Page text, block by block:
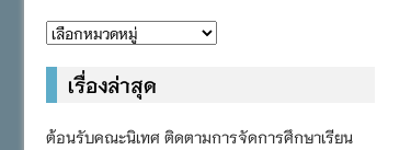
หมวด
เรื่องล่าสุด
ต้อนรับคณะนิเทศ ติดตามการจัดการศึกษาเรียน